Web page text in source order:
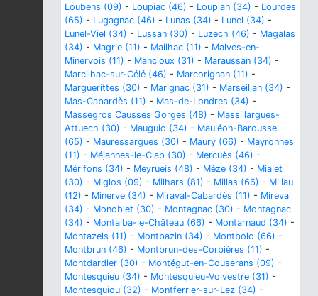
Loubens (09) - Loupiac (46) - Loupian (34) - Lourdes
(65) - Lugagnac (46) - Lunas (34) - Lunel (34) -
Lunel-Viel (34) - Lussan (30) - Luzech (46) - Magalas
(34) - Magrie (11) - Mailhac (11) - Malves-en-
Minervois (11) - Mancioux (31) - Maraussan (34) -
Marcilhac-sur-Célé (46) - Marcorignan (11) -
Marguerittes (30) - Marignac (31) - Marseillan (34) -
Mas-Cabardès (11) - Mas-de-Londres (34) -
Massegros Causses Gorges (48) - Massillargues-
Attuech (30) - Mauguio (34) - Mauléon-Barousse
(65) - Mauressargues (30) - Maury (66) - Mayronnes
(11) - Méjannes-le-Clap (30) - Mercuès (46) -
Mérifons (34) - Meyrueis (48) - Mèze (34) - Mialet
(30) - Miglos (09) - Milhars (81) - Millas (66) - Millau
(12) - Minerve (34) - Miraval-Cabardès (11) - Mireval
(34) - Monoblet (30) - Montagnac (30) - Montagnac
(34) - Montalba-le-Château (66) - Montarnaud (34) -
Montazels (11) - Montbazin (34) - Montbolo (66) -
Montbrun (46) - Montbrun-des-Corbières (11) -
Montdardier (30) - Montégut-en-Couserans (09) -
Montesquieu (34) - Montesquieu-Volvestre (31) -
Montesquiou (32) - Montferrier-sur-Lez (34) -